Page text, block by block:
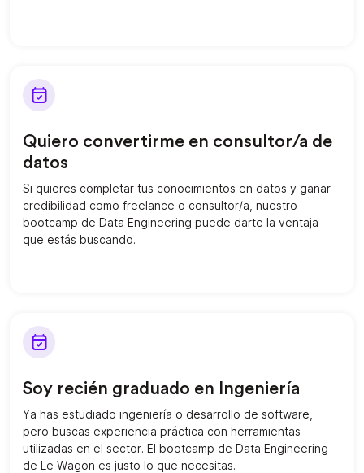
Quiero convertirme en consultor/a de
datos
Si quieres completar tus conocimientos en datos y ganar
credibilidad como freelance o consultor/a, nuestro
bootcamp de Data Engineering puede darte la ventaja
que estás buscando.
Soy recién graduado en Ingeniería
Ya has estudiado ingeniería o desarrollo de software,
pero buscas experiencia práctica con herramientas
utilizadas en el sector. El bootcamp de Data Engineering
de Le Wagon es justo lo que necesitas.